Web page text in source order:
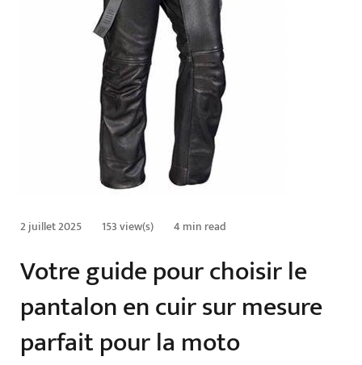
2 juillet 2025 153 view(s) 4 min read
Votre guide pour choisir le
pantalon en cuir sur mesure
parfait pour la moto